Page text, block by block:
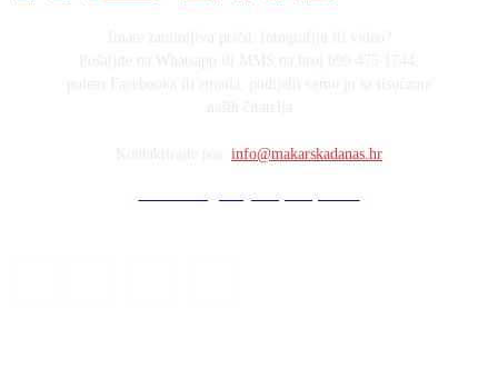
info@makarskadanas.hr